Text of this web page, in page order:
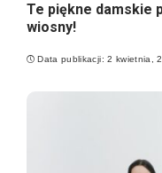
Te piękne damskie
wiosny!
Data publikacji: 2 kwietnia,